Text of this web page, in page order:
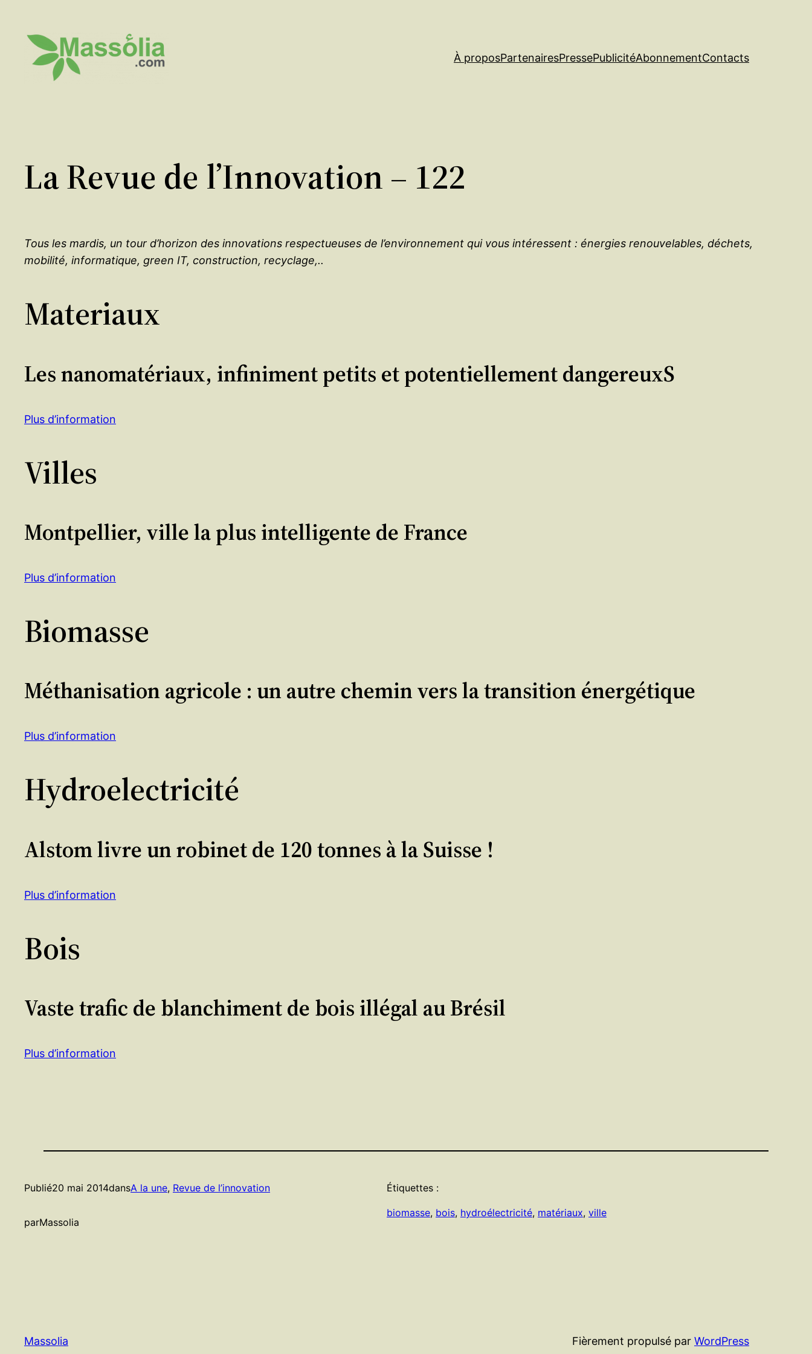
contenu
À proposPartenairesPressePublicitéAbonnementContacts
La Revue de l’Innovation – 122
Tous les mardis, un tour d’horizon des innovations respectueuses de l’environnement qui vous intéressent : énergies renouvelables, déchets,
mobilité, informatique, green IT, construction, recyclage,..
Materiaux
Les nanomatériaux, infiniment petits et potentiellement dangereuxS
Plus d’information
Villes
Montpellier, ville la plus intelligente de France
Plus d’information
Biomasse
Méthanisation agricole : un autre chemin vers la transition énergétique
Plus d’information
Hydroelectricité
Alstom livre un robinet de 120 tonnes à la Suisse !
Plus d’information
Bois
Vaste trafic de blanchiment de bois illégal au Brésil
Plus d’information
Publié20 mai 2014dansA la une, Revue de l’innovation
parMassolia
Étiquettes :
biomasse, bois, hydroélectricité, matériaux, ville
Massolia Fièrement propulsé par WordPress